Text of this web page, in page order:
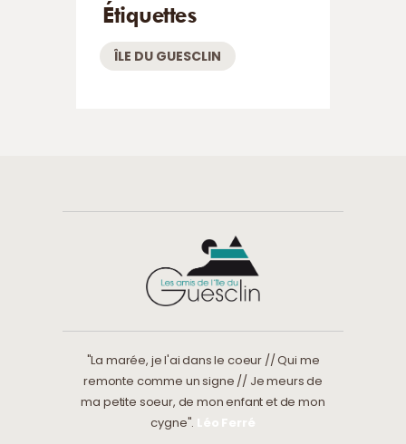
Étiquettes
ÎLE DU GUESCLIN
"La marée, je l'ai dans le coeur // Qui me
remonte comme un signe // Je meurs de
ma petite soeur, de mon enfant et de mon
cygne". Léo Ferré